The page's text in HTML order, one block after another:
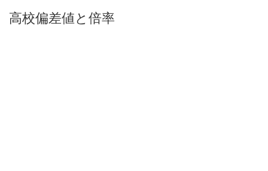
高校偏差値と倍率